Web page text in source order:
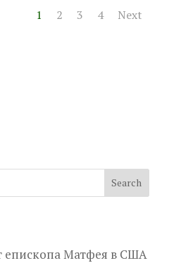
1 2 3 4 Next
епископа Матфея в США